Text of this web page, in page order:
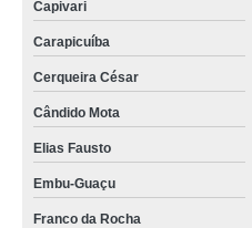
Capivari
Carapicuíba
Cerqueira César
Cândido Mota
Elias Fausto
Embu-Guaçu
Franco da Rocha